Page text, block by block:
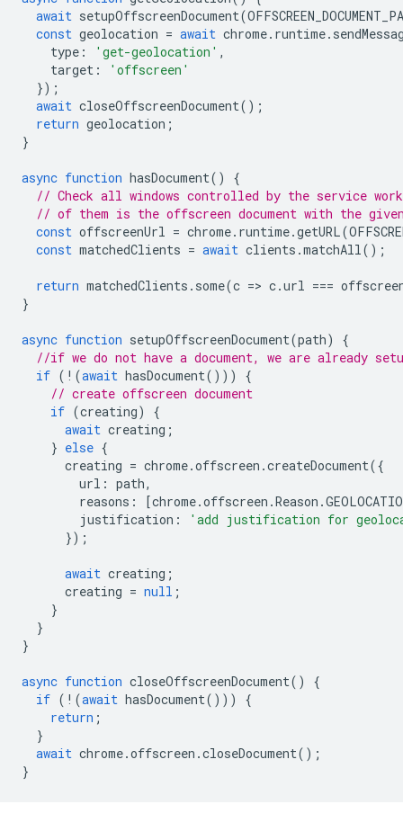
await setupOffscreenDocument(
const geolocation = await chrome. runtime.
type : 'get-geolocation' ,
target :
'offscreen'
});
await closeOffscreenDocument();
return geolocation ;
}
async function hasDocument()
{
// Check all windows controlled by the service
// of them is the offscreen document with the
const offscreenUrl = chrome. runtime.getURL(
const matchedClients = await clients .matchAll ();
return matchedClients . some(c => c.url ===
}
async function setupOffscreenDocument(path)
{
//if we do not have a document, we are already
if ( ! (await hasDocument()))
{
// create offscreen document
if (creating)
{
await creating ;
} else {
creating = chrome.offscreen .createDocument({
url : path,
reasons : [chrome.offscreen .Reason .
justification :
'add justification for
});
await creating ;
creating = null ;
}
}
}
async function closeOffscreenDocument()
{
if ( ! (await hasDocument()))
{
return ;
}
await chrome.offscreen .closeDocument();
}